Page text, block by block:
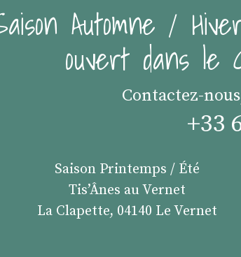
Automne /
ouvert dans
Contactez-
+33
Saison Printemps / Été
Tis’Ânes au Vernet
La Clapette, 04140 Le Vernet